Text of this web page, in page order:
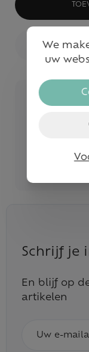
Veilig
Snelle
Bezoek
Schrijf je
En blijf op
artikelen
mailadres
We
uw